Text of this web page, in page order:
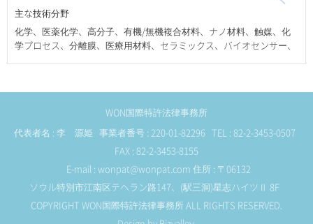
主な技術分野
化学、医薬化学、高分子、有機/無機複合材料、ナノ材料、触媒、化
学プロセス、分離膜、医療用材料、セラミックス、バイオセンサー、
WON国際特許法律事務所
代表者名 : 李 源姫 事業者番号 : 220-01-82296 TEL : 82-2-3453-0507
FAX : 82-2-3453-8155
E-mail : wonpat@wonpat.com 住所 : 〒06132
ソウル特別市江南区テヘラン路147、(駅三洞)星志ハイツⅡ 8F
COPYRIGHT WON国際特許法律事務所 ALL RIGHTS RESERVED.